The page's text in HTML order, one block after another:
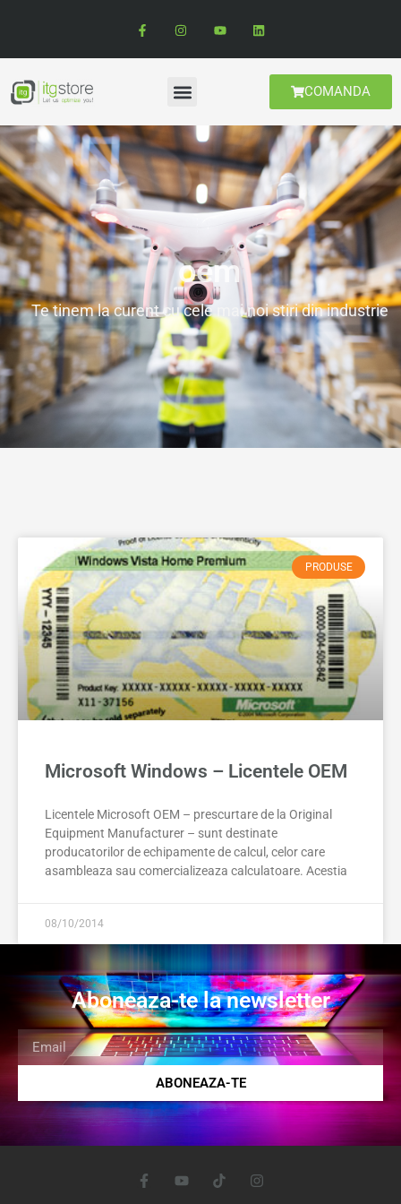
COMANDA
oem
Te tinem la curent cu cele mai noi stiri din industrie
PRODUSE
Microsoft Windows – Licentele OEM
Licentele Microsoft OEM – prescurtare de la Original
Equipment Manufacturer – sunt destinate
producatorilor de echipamente de calcul, celor care
asambleaza sau comercializeaza calculatoare. Acestia
08/10/2014
Aboneaza-te la newsletter
ABONEAZA-TE